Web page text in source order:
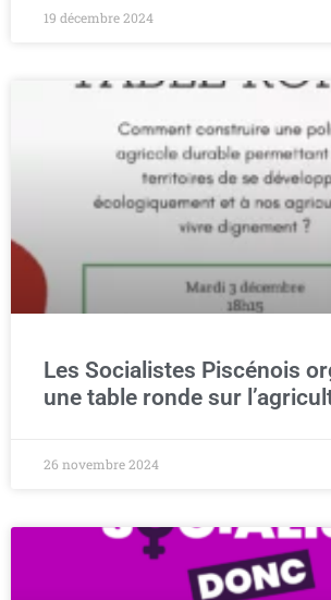
19 décembre 2024
Les Socialistes Piscénois
une table ronde sur
26 novembre 2024